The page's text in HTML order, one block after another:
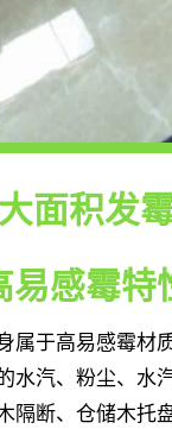
面积发
易感霉特
属于高易感霉材
水汽、粉尘、水
隔断、仓储木托